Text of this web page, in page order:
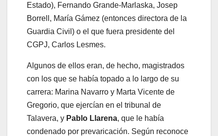
Estado), Fernando Grande-Marlaska, Josep
Borrell, María Gámez (entonces directora de la
Guardia Civil) o el que fuera presidente del
CGPJ, Carlos Lesmes.
Algunos de ellos eran, de hecho, magistrados
con los que se había topado a lo largo de su
carrera: Marina Navarro y Marta Vicente de
Gregorio, que ejercían en el tribunal de
Talavera, y Pablo Llarena, que le había
condenado por prevaricación. Según reconoce